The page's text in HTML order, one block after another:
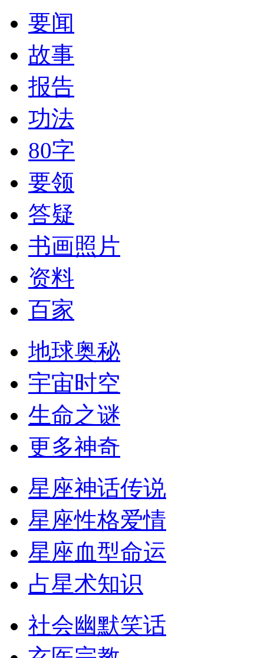
要闻
故事
报告
功法
80字
要领
答疑
书画照片
资料
百家
地球奥秘
宇宙时空
生命之谜
更多神奇
星座神话传说
星座性格爱情
星座血型命运
占星术知识
社会幽默笑话